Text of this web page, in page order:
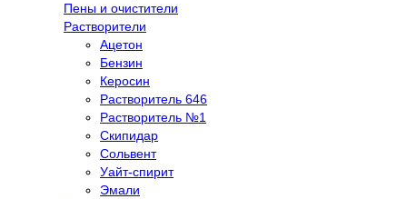
Пены и очистители
Растворители
Ацетон
Бензин
Керосин
Растворитель 646
Растворитель №1
Скипидар
Сольвент
Уайт-спирит
Эмали